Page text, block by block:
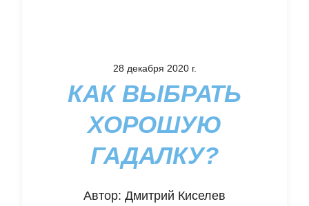
28 декабря 2020 г.
КАК ВЫБРАТЬ
ХОРОШУЮ
ГАДАЛКУ?
Автор: Дмитрий Киселев